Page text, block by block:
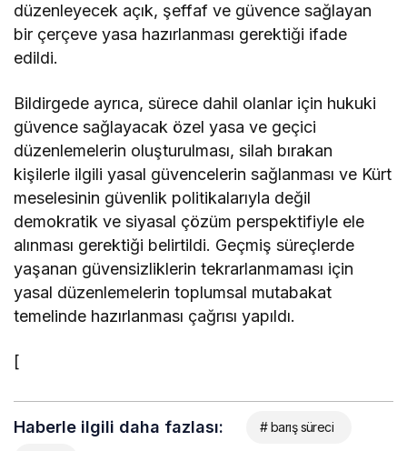
düzenleyecek açık, şeffaf ve güvence sağlayan
bir çerçeve yasa hazırlanması gerektiği ifade
edildi.
Bildirgede ayrıca, sürece dahil olanlar için hukuki
güvence sağlayacak özel yasa ve geçici
düzenlemelerin oluşturulması, silah bırakan
kişilerle ilgili yasal güvencelerin sağlanması ve Kürt
meselesinin güvenlik politikalarıyla değil
demokratik ve siyasal çözüm perspektifiyle ele
alınması gerektiği belirtildi. Geçmiş süreçlerde
yaşanan güvensizliklerin tekrarlanmaması için
yasal düzenlemelerin toplumsal mutabakat
temelinde hazırlanması çağrısı yapıldı.
[
Haberle ilgili daha fazlası: # barış süreci